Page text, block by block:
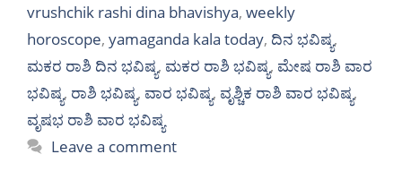
vrushchik rashi dina bhavishya, weekly
horoscope, yamaganda kala today, ದಿನ ಭವಿಷ್ಯ,
ಮಕರ ರಾಶಿ ದಿನ ಭವಿಷ್ಯ, ಮಕರ ರಾಶಿ ಭವಿಷ್ಯ, ಮೇಷ ರಾಶಿ ವಾರ
ಭವಿಷ್ಯ, ರಾಶಿ ಭವಿಷ್ಯ, ವಾರ ಭವಿಷ್ಯ, ವೃಶ್ಚಿಕ ರಾಶಿ ವಾರ ಭವಿಷ್ಯ,
ವೃಷಭ ರಾಶಿ ವಾರ ಭವಿಷ್ಯ
Leave a comment